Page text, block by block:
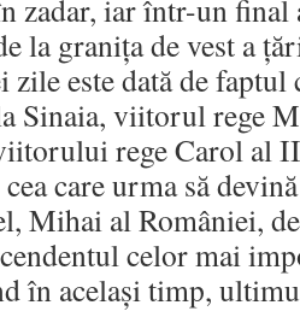
zadar, iar într-un
la granița de vest a
zile este dată de
la Sinaia, viitorul rege
rege Carol al
care urma să
Mihai al României,
celor mai
în același timp,